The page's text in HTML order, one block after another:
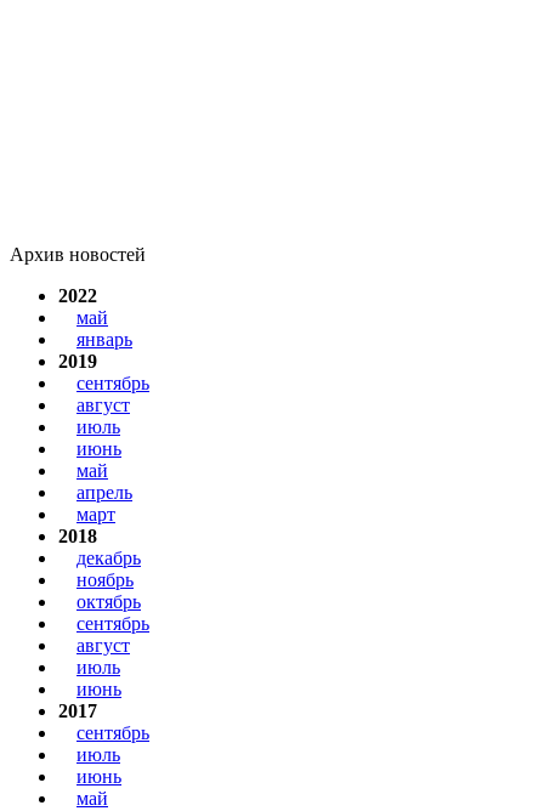
Архив новостей
2022
май
январь
2019
сентябрь
август
июль
июнь
май
апрель
март
2018
декабрь
ноябрь
октябрь
сентябрь
август
июль
июнь
2017
сентябрь
июль
июнь
май